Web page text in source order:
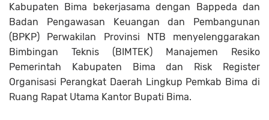
Kabupaten Bima bekerjasama dengan Bappeda dan
Badan Pengawasan Keuangan dan Pembangunan
(BPKP) Perwakilan Provinsi NTB menyelenggarakan
Bimbingan Teknis (BIMTEK) Manajemen Resiko
Pemerintah Kabupaten Bima dan Risk Register
Organisasi Perangkat Daerah Lingkup Pemkab Bima di
Ruang Rapat Utama Kantor Bupati Bima.